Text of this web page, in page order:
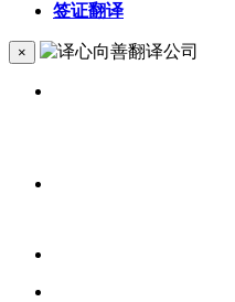
签证翻译
×